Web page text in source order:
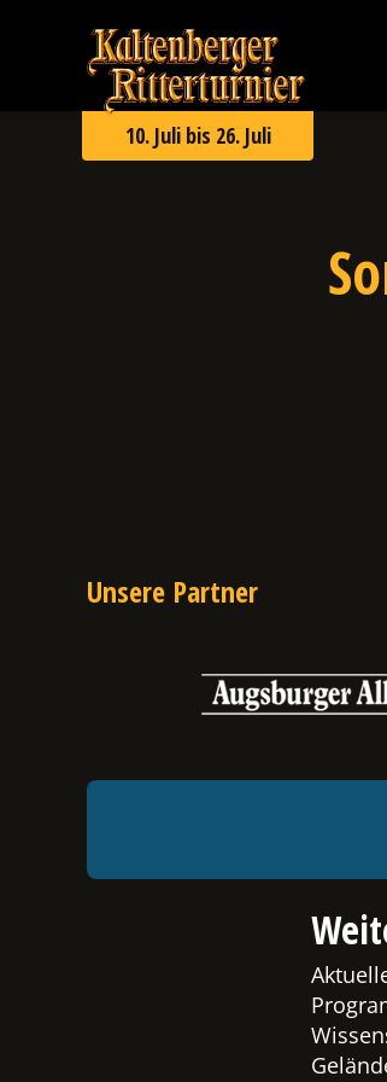
springen
Kaltenberger
Ritterturnier
2026
10. Juli bis 26. Juli
Unsere Partner